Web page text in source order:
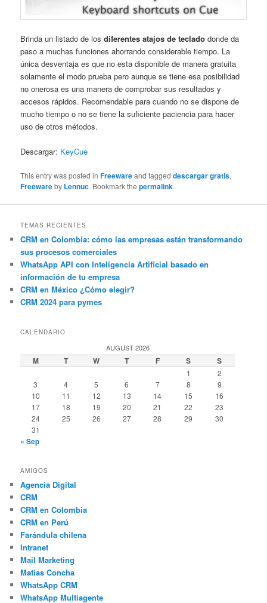
Brinda un listado de losdiferentes atajos de teclado donde da
paso a muchas funciones ahorrando considerable tiempo. La
única desventaja es que no esta disponible de manera gratuita
solamente el modo prueba pero aunque se tiene esa posibilidad
no onerosa es una manera de comprobar sus resultados y
accesos rápidos. Recomendable para cuando no se dispone de
mucho tiempo o no se tiene la suficiente paciencia para hacer
uso de otros métodos.
Descargar: KeyCue
This entry was posted inFreewareand taggeddescargar gratis,
Freewareby Lennuc. Bookmark thepermalink.
TEMAS RECIENTES
CRM en Colombia: cómo las empresas están transformando
sus procesos comerciales
WhatsApp API con Inteligencia Artificial basado en
información de tu empresa
CRM en México ¿Cómo elegir?
CRM 2024 para pymes
CALENDARIO
AUGUST 2026
M T W T F S S
1
2
3
4 5 6 7 8
9
10
11 12 13 14 15
16
17
18 19 20 21 22
23
24
25 26 27 28 29
30
31
« Sep
AMIGOS
Agencia Digital
CRM
CRM en Colombia
CRM en Perú
Farándula chilena
Intranet
Mail Marketing
Matias Concha
WhatsApp CRM
WhatsApp Multiagente